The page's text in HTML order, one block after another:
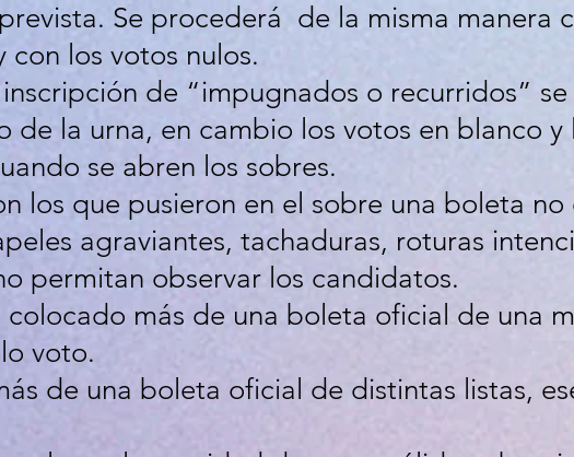
Se procederá de la misma manera
los votos nulos.
de “impugnados o recurridos” se
de la urna, en cambio los votos en blanco y
se abren los sobres.
los que pusieron en el sobre una boleta no
agraviantes, tachaduras, roturas
permitan observar los candidatos.
colocado más de una boleta oficial de una
voto.
de una boleta oficial de distintas listas,